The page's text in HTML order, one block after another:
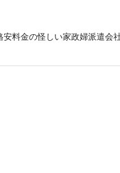
料金の怪しい家政婦派遣会